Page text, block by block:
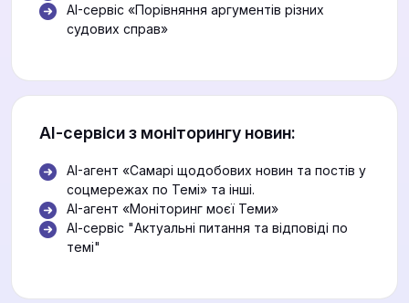
AI-сервіс «Порівняння аргументів різних
судових справ»
АІ-сервіси з моніторингу новин:
AI-агент «Самарі щодобових новин та постів у
соцмережах по Темі» та інші.
AI-агент «Моніторинг моєї Теми»
АІ-сервіс "Актуальні питання та відповіді по
темі"